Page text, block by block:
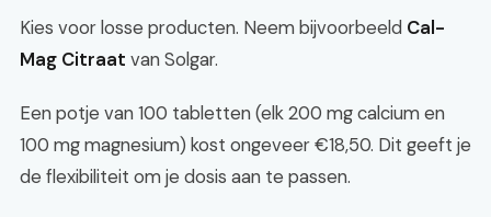
Kies voor losse producten. Neem bijvoorbeeld Cal-
Mag Citraat van Solgar.
Een potje van 100 tabletten (elk 200 mg calcium en
100 mg magnesium) kost ongeveer €18,50. Dit geeft je
de flexibiliteit om je dosis aan te passen.